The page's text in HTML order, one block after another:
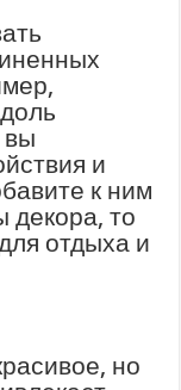
вы
и
к ним
декора, то
отдыха и
но